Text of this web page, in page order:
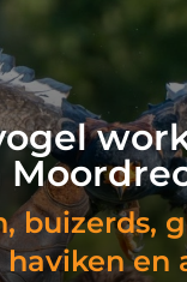
buizerds,
haviken en